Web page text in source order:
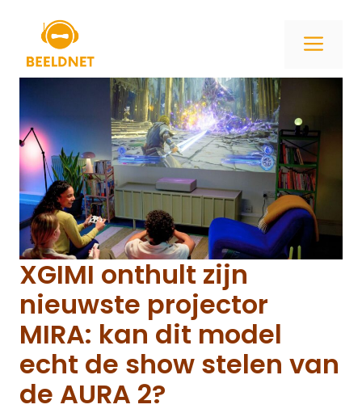
inhoud
XGIMI onthult zijn
nieuwste projector
MIRA: kan dit model
echt de show stelen van
de AURA 2?